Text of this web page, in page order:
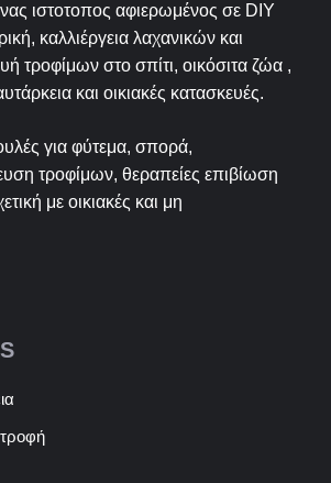
ιστοτοπος αφιερωμένος σε DIY
καλλιέργεια λαχανικών και
τροφίμων στο σπίτι, οικόσιτα ζώα ,
και οικιακές κατασκευές.
για φύτεμα, σπορά,
τροφίμων, θεραπείες επιβίωση
με οικιακές και μη